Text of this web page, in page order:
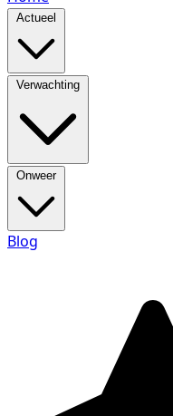
Actueel
Verwachting
Onweer
Blog